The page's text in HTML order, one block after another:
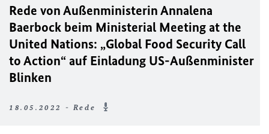
Rede von Außenministerin Annalena
Baerbock beim Ministerial Meeting at the
United Nations: „Global Food Security Call
to Action“ auf Einladung US-Außenminister
Blinken
18.05.2022 - Rede